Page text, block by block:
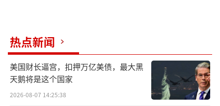
热点新闻
美国财长逼宫，扣押万亿美债，最大黑
天鹅将是这个国家
2026-08-07 14:25:38